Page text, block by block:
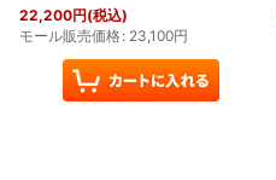
22,200円(税込)
モール販売価格: 23,100円